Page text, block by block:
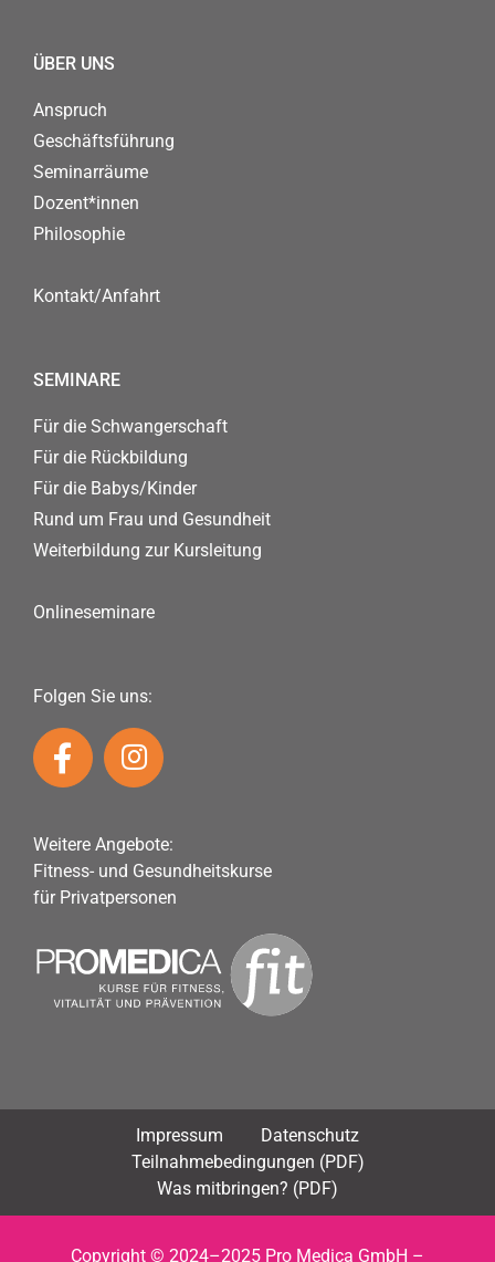
ÜBER UNS
Anspruch
Geschäftsführung
Seminarräume
Dozent*innen
Philosophie
Kontakt/Anfahrt
SEMINARE
Für die Schwangerschaft
Für die Rückbildung
Für die Babys/Kinder
Rund um Frau und Gesundheit
Weiterbildung zur Kursleitung
Onlineseminare
Folgen Sie uns:
Weitere Angebote:
Fitness- und Gesundheitskurse
für Privatpersonen
Impressum
Datenschutz
Teilnahmebedingungen (PDF)
Was mitbringen? (PDF)
Copyright © 2024–2025 Pro Medica GmbH –